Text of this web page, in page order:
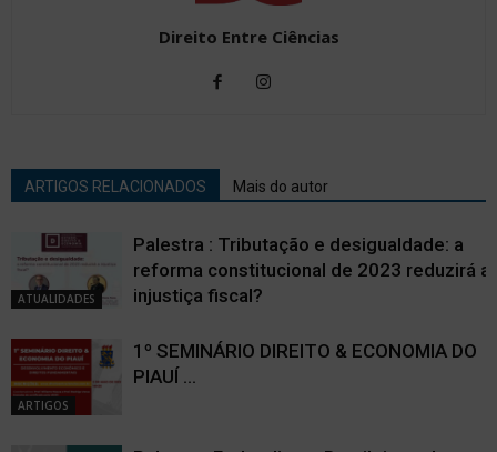
Direito Entre Ciências
ARTIGOS RELACIONADOS Mais do autor
ATUALIDADES
Palestra : Tributação e desigualdade: a
reforma constitucional de 2023 reduzirá a
injustiça fiscal?
ARTIGOS
1º SEMINÁRIO DIREITO & ECONOMIA DO
PIAUÍ ...